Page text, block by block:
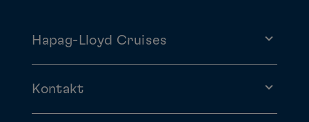
Hapag-Lloyd Cruises
Kontakt